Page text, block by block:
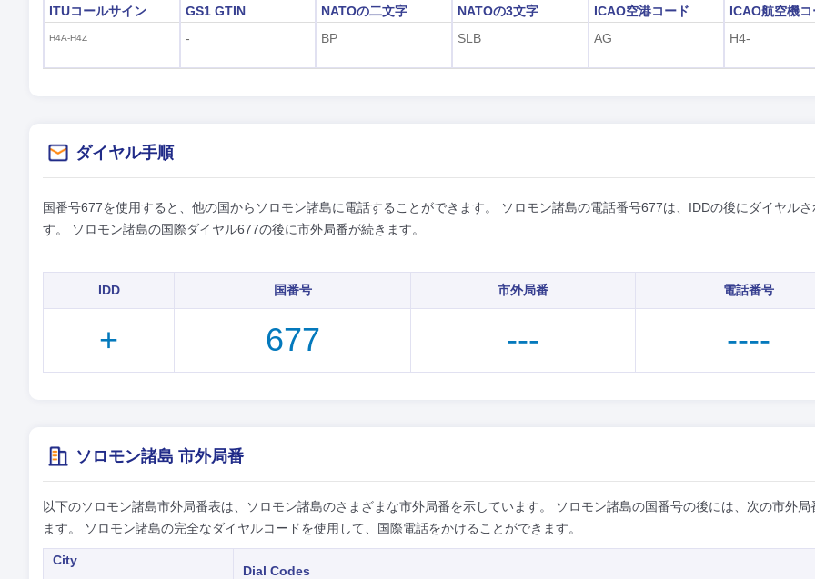
ITUコールサイン
H4A-H4Z
GS1 GTIN
-
NATOの二文字
BP
NATOの3文字
SLB
ICAO空港コード
AG
ICAO航空機コ
H4-
ダイヤル手順
国番号677を使用すると、他の国からソロモン諸島に電話することができます。 ソロモン諸島の電話番号677は、IDDの後にダイヤルさ
す。 ソロモン諸島の国際ダイヤル677の後に市外局番が続きます。
IDD 国番号 市外局番 電話番号
+ 677 --- ----
ソロモン諸島 市外局番
以下のソロモン諸島市外局番表は、ソロモン諸島のさまざまな市外局番を示しています。 ソロモン諸島の国番号の後には、次の市外局
ます。 ソロモン諸島の完全なダイヤルコードを使用して、国際電話をかけることができます。
City
Dial Codes